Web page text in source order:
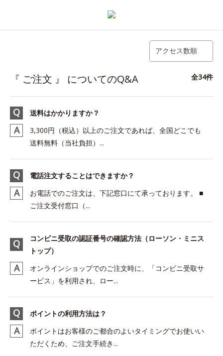
アクセス数順
『 ご注文 』 についてのQ&A 全34件
送料はかかりますか？
3,300円（税込）以上のご注文であれば、全国どこでも
送料無料（当社負担）...
電話注文することはできますか？
お電話でのご注文は、下記窓口にて承っております。 ■
ご注文受付窓口（...
コンビニ受取の認証番号の確認方法（ローソン・ミニス
トップ）
オンラインショップでのご注文時に、「コンビニ受取サ
ービス」を利用され、ロー...
ポイントの利用方法は？
ポイントはお客様のご都合のよいタイミングでお使いい
ただくため、ご注文手続き...